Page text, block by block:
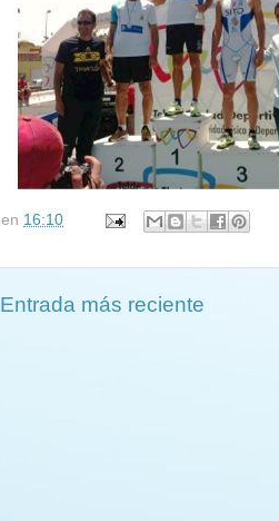
en 16:10
Entrada más reciente